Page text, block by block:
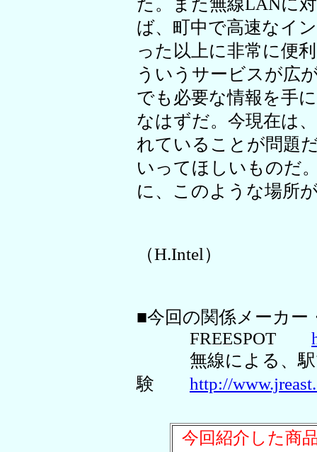
た。また無線LANに
ば、町中で高速なイ
った以上に非常に便
ういうサービスが広
でも必要な情報を手
なはずだ。今現在は
れていることが問題
いってほしいものだ
に、このような場所
（H.Intel）
■今回の関係メーカー
FREESPOT
無線による、駅で
験 http://
今回紹介した商